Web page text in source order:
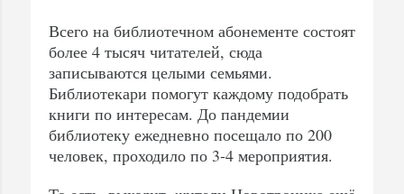
Всего на библиотечном абонементе состоят
более 4 тысяч читателей, сюда
записываются целыми семьями.
Библиотекари помогут каждому подобрать
книги по интересам. До пандемии
библиотеку ежедневно посещало по 200
человек, проходило по 3-4 мероприятия.